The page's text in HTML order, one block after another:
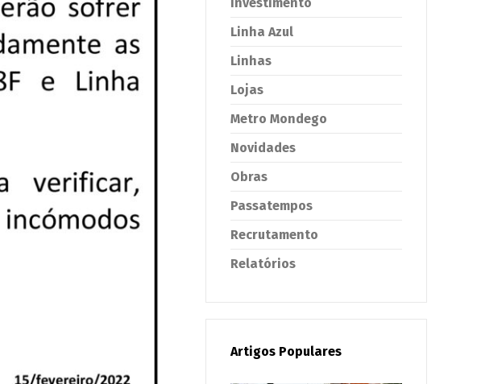
Linha Azul
Linhas
Lojas
Metro Mondego
Novidades
Obras
Passatempos
Recrutamento
Relatórios
Artigos Populares